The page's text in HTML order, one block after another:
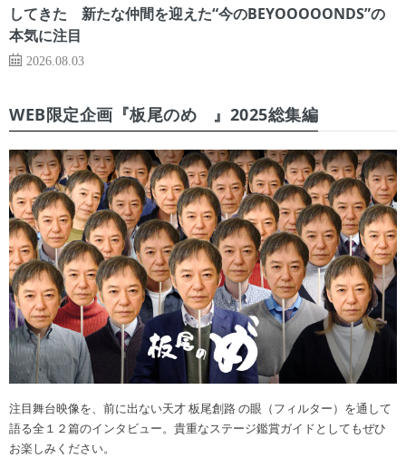
してきた 新たな仲間を迎えた“今のBEYOOOOONDS”の
本気に注目
2026.08.03
WEB限定企画『板尾のめ゙』2025総集編
注目舞台映像を、前に出ない天才 板尾創路 の眼（フィルター）を通して
語る全１２篇のインタビュー。貴重なステージ鑑賞ガイドとしてもぜひ
お楽しみください。